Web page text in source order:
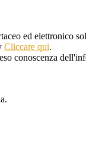
ed elettronico
Cliccare qui.
conoscenza